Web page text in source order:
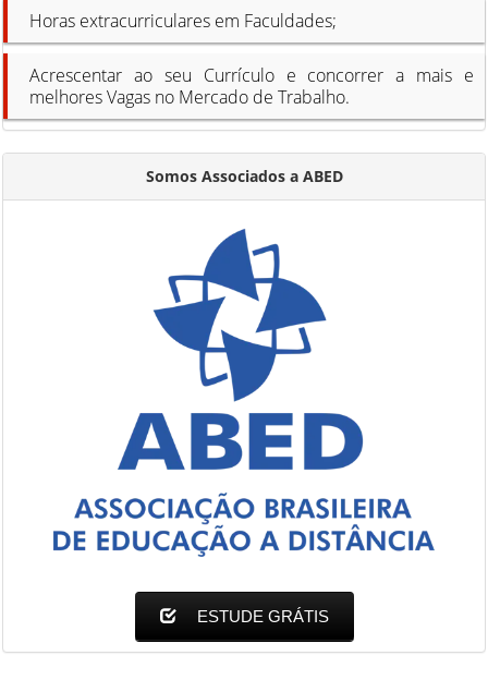
Horas extracurriculares em Faculdades;
Acrescentar ao seu Currículo e concorrer a mais e
melhores Vagas no Mercado de Trabalho.
Somos Associados a ABED
ESTUDE GRÁTIS